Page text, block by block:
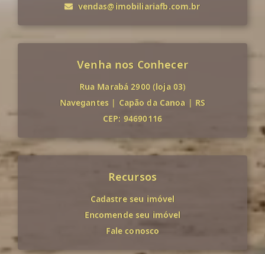
vendas@imobiliariafb.com.br
Venha nos Conhecer
Rua Marabá 2900 (loja 03)
Navegantes | Capão da Canoa | RS
CEP: 94690116
Recursos
Cadastre seu imóvel
Encomende seu imóvel
Fale conosco